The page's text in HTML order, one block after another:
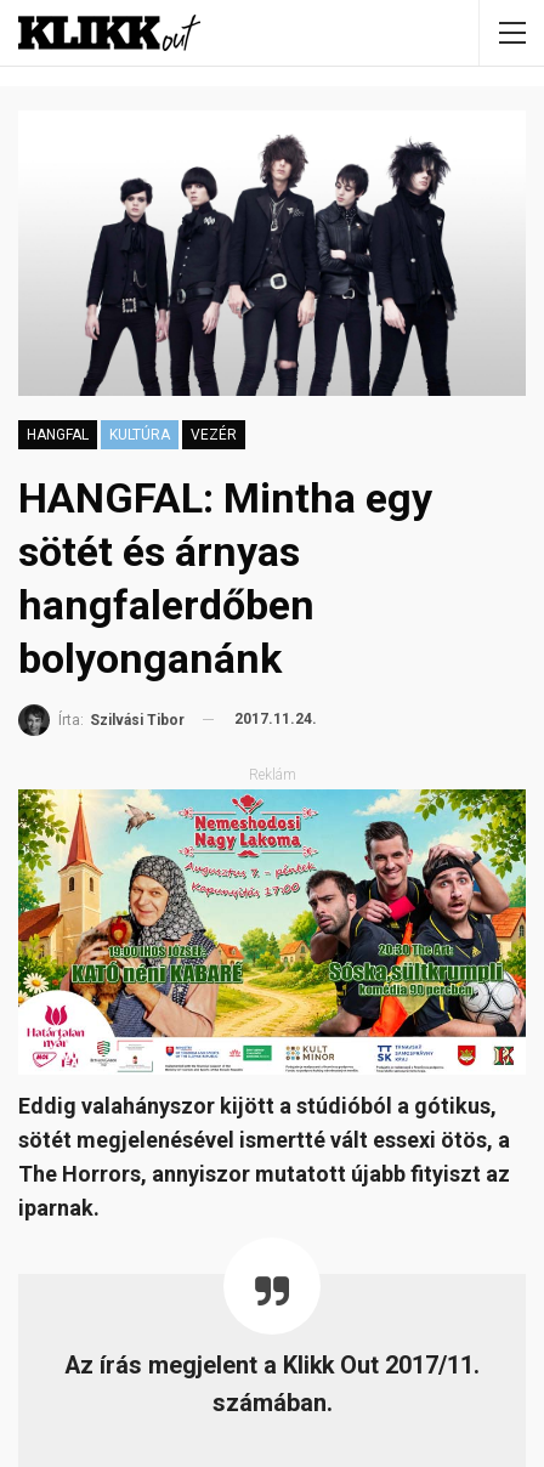
HANGFAL KULTÚRA VEZÉR
HANGFAL: Mintha egy
sötét és árnyas
hangfalerdőben
bolyonganánk
Írta: Szilvási Tibor 2017.11.24.
Reklám
Eddig valahányszor kijött a stúdióból a gótikus,
sötét megjelenésével ismertté vált essexi ötös, a
The Horrors, annyiszor mutatott újabb fityiszt az
iparnak.
Az írás megjelent a Klikk Out 2017/11.
számában.